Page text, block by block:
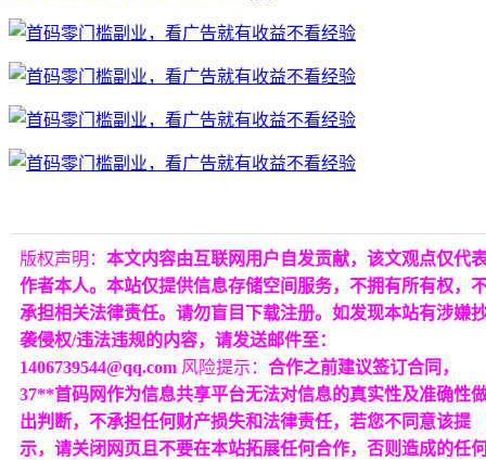
版权声明： 本文内容由互联网用户自发贡献，该文观点仅代
作者本人。本站仅提供信息存储空间服务，不拥有所有权，
承担相关法律责任。请勿盲目下载注册。如发现本站有涉嫌
袭侵权/违法违规的内容，请发送邮件至：
1406739544@qq.com 风险提示： 合作之前建议签订合同，
37**首码网作为信息共享平台无法对信息的真实性及准确性
出判断，不承担任何财产损失和法律责任，若您不同意该提
示，请关闭网页且不要在本站拓展任何合作，否则造成的任